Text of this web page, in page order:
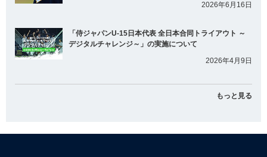
2026年6月16日
「侍ジャパンU-15日本代表 全日本合同トライアウト ～
デジタルチャレンジ～」の実施について
2026年4月9日
もっと見る